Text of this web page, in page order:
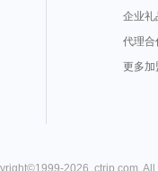
企业礼
代理合
更多加
1999-2026 ctrip.com .